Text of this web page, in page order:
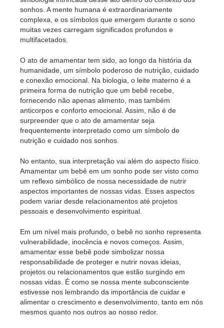
sonhos. A mente humana é extraordinariamente
complexa, e os símbolos que emergem durante o sono
muitas vezes carregam significados profundos e
multifacetados.
O ato de amamentar tem sido, ao longo da história da
humanidade, um símbolo poderoso de nutrição, cuidado
e conexão emocional. Na biologia, o leite materno é a
primeira forma de nutrição que um bebê recebe,
fornecendo não apenas alimento, mas também
anticorpos e conforto emocional. Assim, não é de
surpreender que o ato de amamentar seja
frequentemente interpretado como um símbolo de
nutrição e cuidado nos sonhos.
No entanto, sua interpretação vai além do aspecto físico.
Amamentar um bebê em um sonho pode ser visto como
um reflexo simbólico de nossa necessidade de nutrir
aspectos importantes de nossas vidas. Esses aspectos
podem variar desde relacionamentos até projetos
pessoais e desenvolvimento espiritual.
Em um nível mais profundo, o bebê no sonho representa
vulnerabilidade, inocência e novos começos. Assim,
amamentar esse bebê pode simbolizar nossa
responsabilidade de proteger e nutrir novas ideias,
projetos ou relacionamentos que estão surgindo em
nossas vidas. É como se nossa mente subconsciente
estivesse nos lembrando da importância de cuidar e
alimentar o crescimento e desenvolvimento, tanto em nós
mesmos quanto nos outros ao nosso redor.